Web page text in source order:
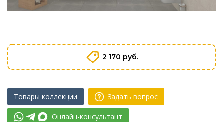
2 170 руб.
Товары коллекции Задать вопрос
Онлайн-консультант